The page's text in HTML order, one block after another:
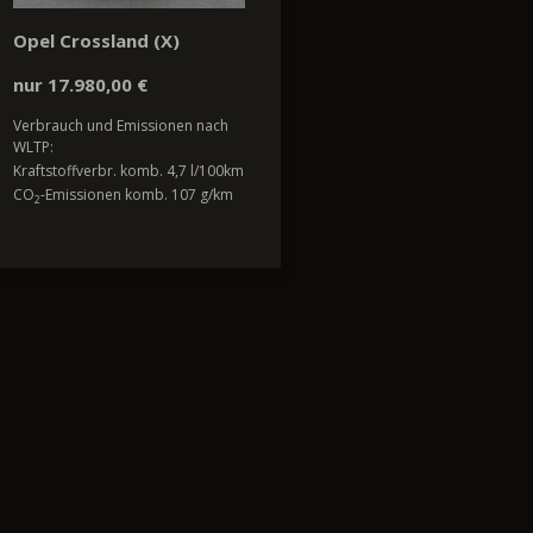
Opel Crossland (X)
nur 17.980,00 €
Verbrauch und Emissionen nach
WLTP:
Kraftstoffverbr. komb. 4,7 l/100km
CO2-Emissionen komb. 107 g/km